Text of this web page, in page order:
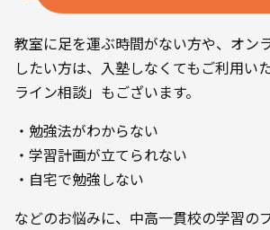
教室に足を運ぶ時間がない方や、オン
したい方は、入塾しなくてもご利用い
ライン相談」もございます。
・勉強法がわからない
・学習計画が立てられない
・自宅で勉強しない
などのお悩みに、中高一貫校の学習の